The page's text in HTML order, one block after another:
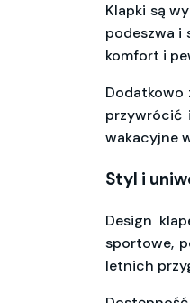
Klapki są
podeszwa i
komfort i
Dodatkowo
przywrócić
wakacyjne
Styl i
Design
sportowe,
letnich